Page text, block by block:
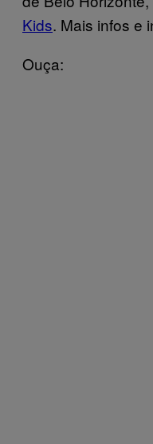
Kids. Mais infos e
Ouça: